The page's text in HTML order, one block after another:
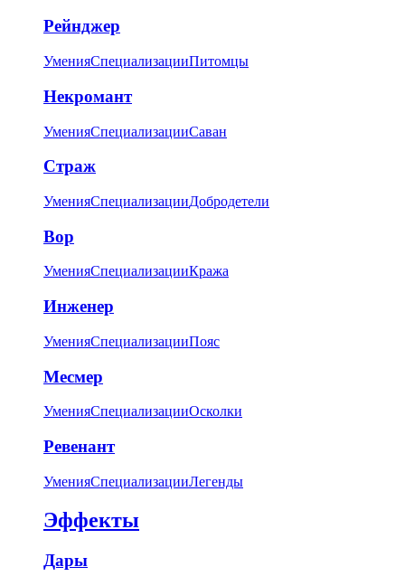
Рейнджер
УменияСпециализацииПитомцы
Некромант
УменияСпециализацииСаван
Страж
УменияСпециализацииДобродетели
Вор
УменияСпециализацииКража
Инженер
УменияСпециализацииПояс
Месмер
УменияСпециализацииОсколки
Ревенант
УменияСпециализацииЛегенды
Эффекты
Дары